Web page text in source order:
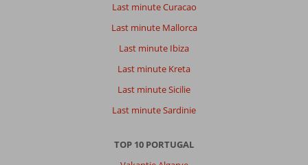
Last minute Curacao
Last minute Mallorca
Last minute Ibiza
Last minute Kreta
Last minute Sicilie
Last minute Sardinie
TOP 10 PORTUGAL